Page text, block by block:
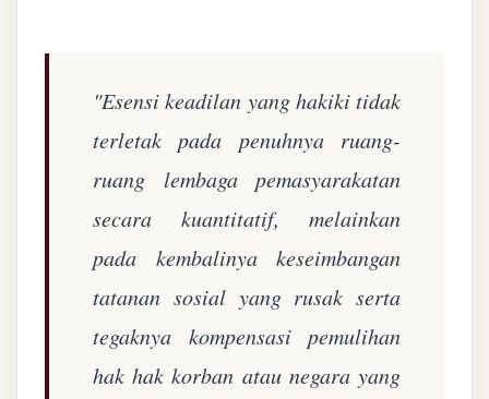
"Esensi keadilan yang hakiki tidak
terletak pada penuhnya ruang-
ruang lembaga pemasyarakatan
secara kuantitatif, melainkan
pada kembalinya keseimbangan
tatanan sosial yang rusak serta
tegaknya kompensasi pemulihan
hak hak korban atau negara yang